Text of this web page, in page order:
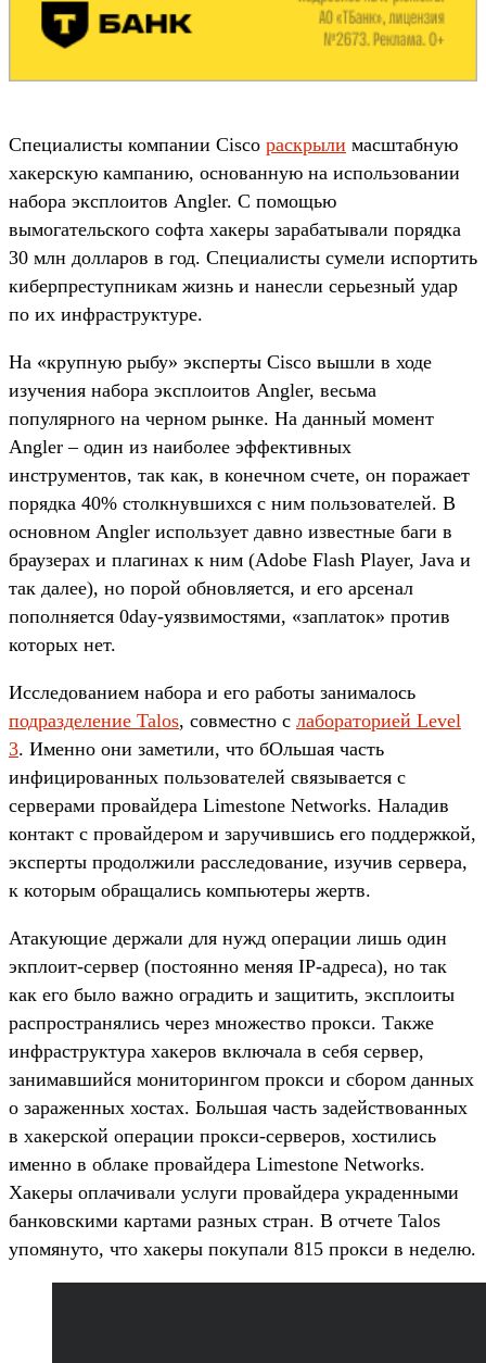
Специалисты компании Cisco раскрыли масштабную
хакерскую кампанию, основанную на использовании
набора эксплоитов Angler. С помощью
вымогательского софта хакеры зарабатывали порядка
30 млн долларов в год. Специалисты сумели испортить
киберпреступникам жизнь и нанесли серьезный удар
по их инфраструктуре.
На «крупную рыбу» эксперты Cisco вышли в ходе
изучения набора эксплоитов Angler, весьма
популярного на черном рынке. На данный момент
Angler – один из наиболее эффективных
инструментов, так как, в конечном счете, он поражает
порядка 40% столкнувшихся с ним пользователей. В
основном Angler использует давно известные баги в
браузерах и плагинах к ним (Adobe Flash Player, Java и
так далее), но порой обновляется, и его арсенал
пополняется 0day-уязвимостями, «заплаток» против
которых нет.
Исследованием набора и его работы занималось
подразделение Talos, совместно с лабораторией Level
3. Именно они заметили, что бОльшая часть
инфицированных пользователей связывается с
серверами провайдера Limestone Networks. Наладив
контакт с провайдером и заручившись его поддержкой,
эксперты продолжили расследование, изучив сервера,
к которым обращались компьютеры жертв.
Атакующие держали для нужд операции лишь один
экплоит-сервер (постоянно меняя IP-адреса), но так
как его было важно оградить и защитить, эксплоиты
распространялись через множество прокси. Также
инфраструктура хакеров включала в себя сервер,
занимавшийся мониторингом прокси и сбором данных
о зараженных хостах. Большая часть задействованных
в хакерской операции прокси-серверов, хостились
именно в облаке провайдера Limestone Networks.
Хакеры оплачивали услуги провайдера украденными
банковскими картами разных стран. В отчете Talos
упомянуто, что хакеры покупали 815 прокси в неделю.